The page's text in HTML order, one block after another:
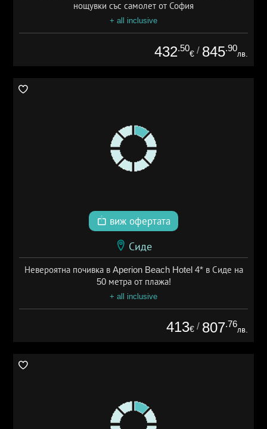
нощувки със самолет от София
+ all inclusive
432.50
€ / 845.90
лв.
виж офертата
Сиде
Невероятна почивка в Aperion Beach Hotel 4* в Сиде на
50 метра от плажа!
+ all inclusive
413€ / 807.76
лв.